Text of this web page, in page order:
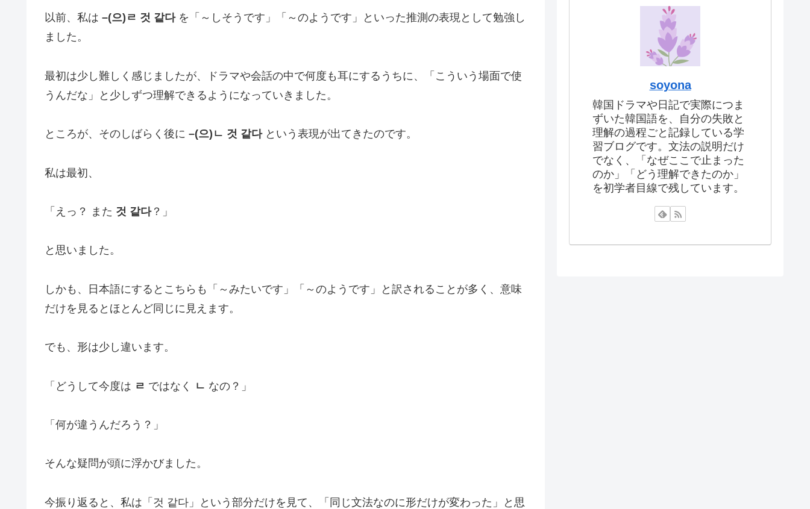
以前、私は –(으)ㄹ 것 같다を「～しそうです」「～のようです」といった推測の表現として勉強し
ました。
最初は少し難しく感じましたが、ドラマや会話の中で何度も耳にするうちに、「こういう場面で使
うんだな」と少しずつ理解できるようになっていきました。
ところが、そのしばらく後に –(으)ㄴ 것 같다という表現が出てきたのです。
私は最初、
「えっ？ また 것 같다？」
と思いました。
しかも、日本語にするとこちらも「～みたいです」「～のようです」と訳されることが多く、意味
だけを見るとほとんど同じに見えます。
でも、形は少し違います。
「どうして今度は ㄹ ではなく ㄴ なの？」
「何が違うんだろう？」
そんな疑問が頭に浮かびました。
今振り返ると、私は「것 같다」という部分だけを見て、「同じ文法なのに形だけが変わった」と思
soyona
韓国ドラマや日記で実際につま
ずいた韓国語を、自分の失敗と
理解の過程ごと記録している学
習ブログです。文法の説明だけ
でなく、「なぜここで止まった
のか」「どう理解できたのか」
を初学者目線で残しています。